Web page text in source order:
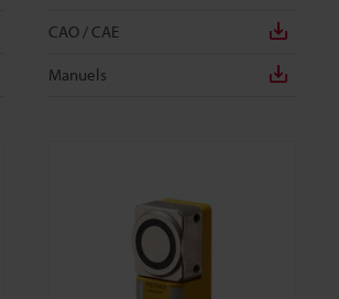
CAO / CAE
Manuels